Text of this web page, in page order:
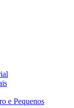
e Pequenos